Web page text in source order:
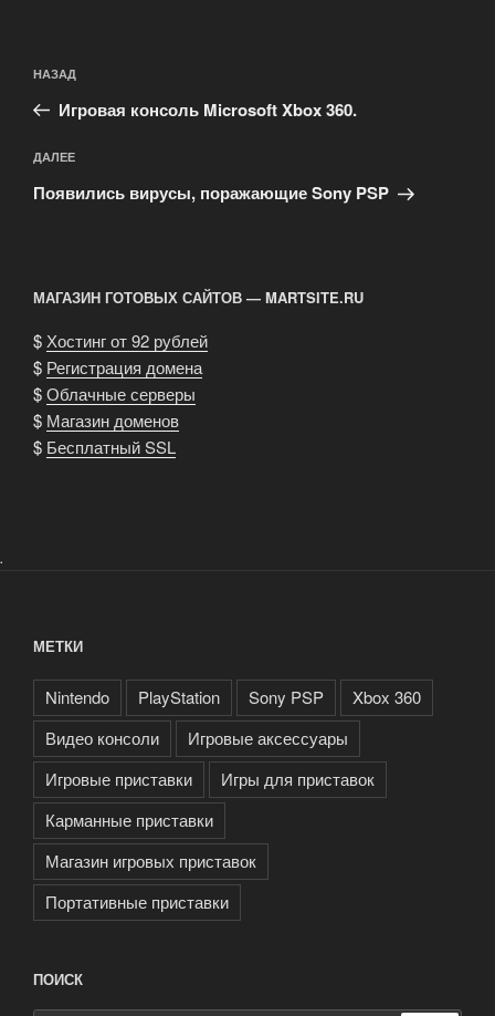
по
записям
Предыдущая
запись:
НАЗАД
Игровая консоль Microsoft Xbox 360.
Следующая
запись
ДАЛЕЕ
Появились вирусы, поражающие Sony PSP
МАГАЗИН ГОТОВЫХ САЙТОВ — MARTSITE.RU
$ Хостинг от 92 рублей
$ Регистрация домена
$Облачные серверы
$ Магазин доменов
$ Бесплатный SSL
.
МЕТКИ
Nintendo PlayStation Sony PSP
Xbox 360
Видео консоли
Игровые аксессуары
Игровые приставки
Игры для приставок
Карманные приставки
Магазин игровых приставок
Портативные приставки
ПОИСК